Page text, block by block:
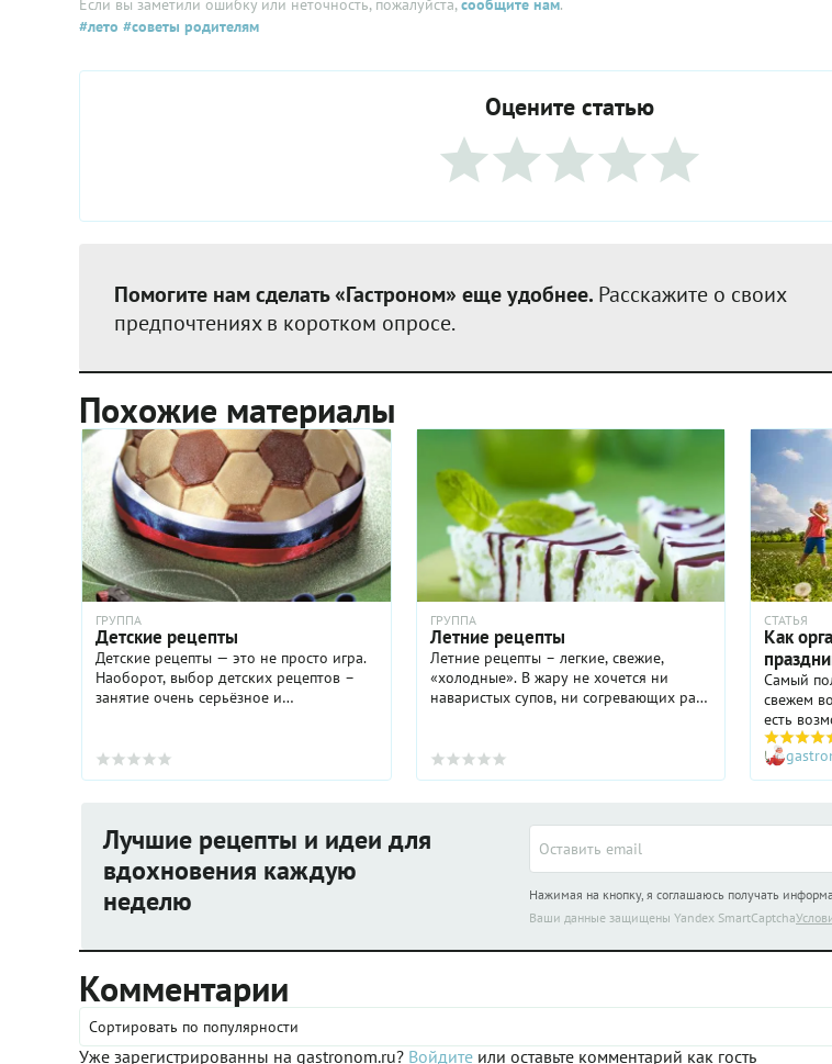
Если вы заметили ошибку или неточность, пожалуйста,сообщите нам.
#лето #советы родителям
Оцените статью
Помогите нам сделать «Гастроном» еще удобнее. Расскажите о своих
предпочтениях в коротком опросе.
Похожие материалы
ГРУППА
Детские рецепты
Детские рецепты — это не просто игра.
Наоборот, выбор детских рецептов –
занятие очень серьёзное и
побоимся этого ...
ГРУППА
Летние рецепты
Летние рецепты – легкие, свежие,
«холодные». В жару не хочется ни
наваристых супов, ни согревающих рагу,
свежими овощами, ...
СТАТЬЯ
Как
Самый
свежем
есть
праздник
моменты
стороны,
Лучшие рецепты и идеи для
вдохновения каждую
неделю
Нажимая на кнопку, я соглашаюсь получать
Ваши данные защищены Yandex SmartCaptcha
Комментарии
Сортировать по популярности
Уже зарегистрированны на gastronom.ru? Войдите или оставьте комментарий как гость